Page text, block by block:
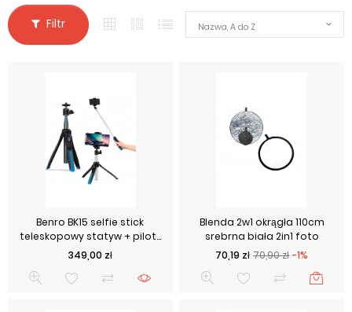
Filtr Nazwa, A do Z
Benro BK15 selfie stick
teleskopowy statyw + pilot...
Cena
349,00 zł
Blenda 2w1 okrągła 110cm
srebrna biała 2in1 foto
Cena podstawowa
70,90 zł -1%
Cena
70,19 zł